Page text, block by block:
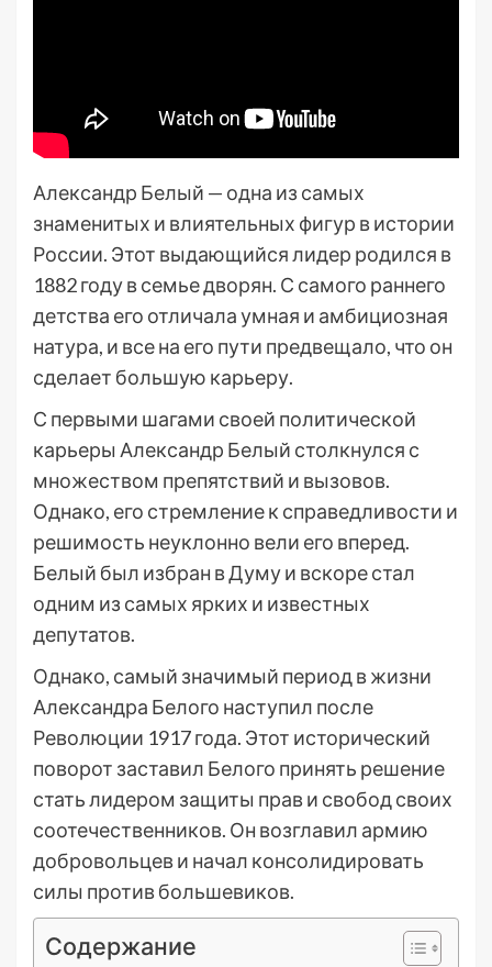
Александр Белый — одна из самых
знаменитых и влиятельных фигур в истории
России. Этот выдающийся лидер родился в
1882 году в семье дворян. С самого раннего
детства его отличала умная и амбициозная
натура, и все на его пути предвещало, что он
сделает большую карьеру.
С первыми шагами своей политической
карьеры Александр Белый столкнулся с
множеством препятствий и вызовов.
Однако, его стремление к справедливости и
решимость неуклонно вели его вперед.
Белый был избран в Думу и вскоре стал
одним из самых ярких и известных
депутатов.
Однако, самый значимый период в жизни
Александра Белого наступил после
Революции 1917 года. Этот исторический
поворот заставил Белого принять решение
стать лидером защиты прав и свобод своих
соотечественников. Он возглавил армию
добровольцев и начал консолидировать
силы против большевиков.
Содержание